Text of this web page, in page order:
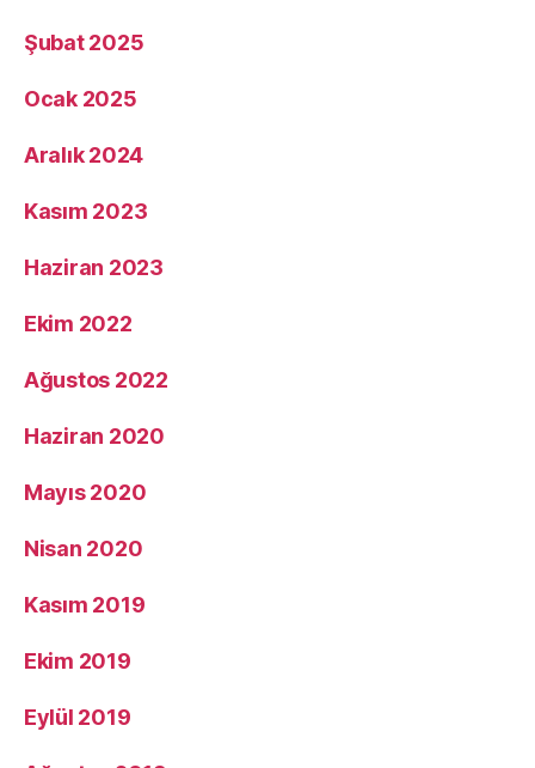
Şubat 2025
Ocak 2025
Aralık 2024
Kasım 2023
Haziran 2023
Ekim 2022
Ağustos 2022
Haziran 2020
Mayıs 2020
Nisan 2020
Kasım 2019
Ekim 2019
Eylül 2019